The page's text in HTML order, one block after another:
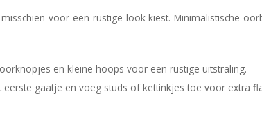
voor een rustige look kiest. Minimalistische
en kleine hoops voor een rustige uitstraling.
gaatje en voeg studs of kettinkjes toe voor extra